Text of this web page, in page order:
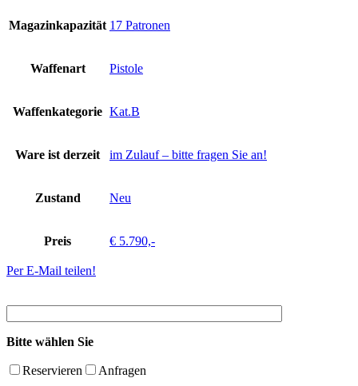
Magazinkapazität 17 Patronen
Waffenart Pistole
Waffenkategorie Kat.B
Ware ist derzeit im Zulauf – bitte fragen Sie an!
Zustand Neu
Preis € 5.790,-
Per E-Mail teilen!
Bitte wählen Sie
Reservieren Anfragen